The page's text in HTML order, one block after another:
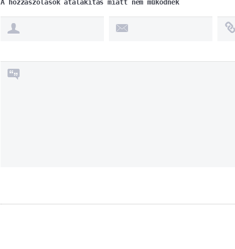
A hozzászólások átalakítás miatt nem működnek